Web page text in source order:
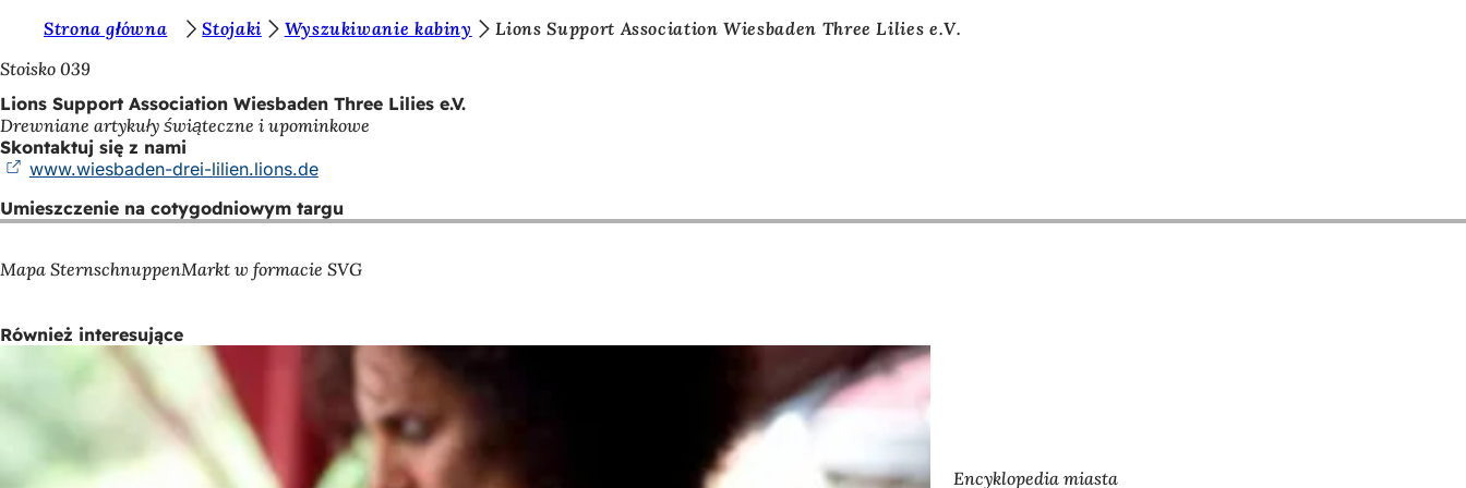
Przejdź do treści
e
s
t
e
ś
u
a
Strona główna Stojaki Wyszukiwanie kabiny
Lions Support Association Wiesbaden Three Lilies e.V.
Stoisko 039
Lions Support Association Wiesbaden Three Lilies e.V.
Drewniane artykuły świąteczne i upominkowe
Skontaktuj się z nami
www.wiesbaden-drei-lilien.lions.de(Otwiera
w
Umieszczenie na cotygodniowym targu
Mapa SternschnuppenMarkt w formacie SVG
Również interesujące
Encyklopedia miasta